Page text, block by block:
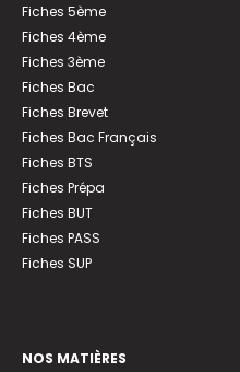
Fiches 5ème
Fiches 4ème
Fiches 3ème
Fiches Bac
Fiches Brevet
Fiches Bac Français
Fiches BTS
Fiches Prépa
Fiches BUT
Fiches PASS
Fiches SUP
NOS MATIÈRES